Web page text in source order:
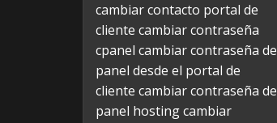
cambiar contacto portal de
cliente cambiar contraseña
cpanel cambiar contraseña de
panel desde el portal de
cliente cambiar contraseña de
panel hostingcambiar